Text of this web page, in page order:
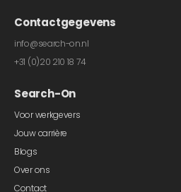
Contactgegevens
info@search-on.nl
+31 (0)20 210 18 74
Search-On
Voor werkgevers
Jouw carrière
Blogs
Over ons
Contact